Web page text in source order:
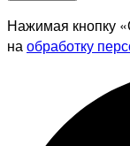
Нажимая кнопку
наобработку